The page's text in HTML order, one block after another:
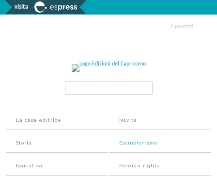
visita
0 prodotti
La casa editrice Novità
Storia Escursionismo
Narrativa Foreign rights